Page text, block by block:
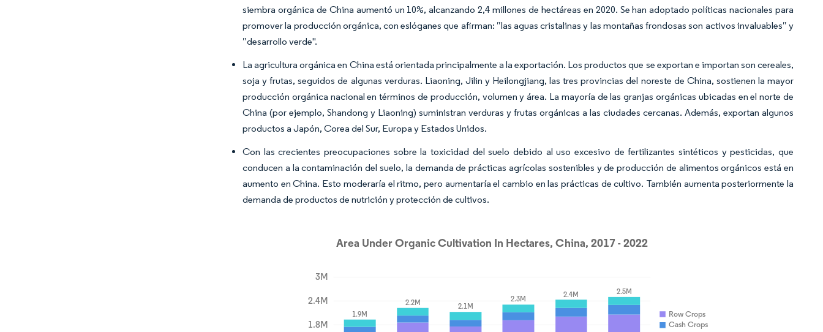
siembra orgánica de China aumentó un 10%, alcanzando 2,4 millones de hectáreas en 2020. Se han adoptado políticas nacionales para
promover la producción orgánica, con eslóganes que afirman: ″las aguas cristalinas y las montañas frondosas son activos invaluables″ y
″desarrollo verde".
La agricultura orgánica en China está orientada principalmente a la exportación. Los productos que se exportan e importan son cereales,
soja y frutas, seguidos de algunas verduras. Liaoning, Jilin y Heilongjiang, las tres provincias del noreste de China, sostienen la mayor
producción orgánica nacional en términos de producción, volumen y área. La mayoría de las granjas orgánicas ubicadas en el norte de
China (por ejemplo, Shandong y Liaoning) suministran verduras y frutas orgánicas a las ciudades cercanas. Además, exportan algunos
productos a Japón, Corea del Sur, Europa y Estados Unidos.
Con las crecientes preocupaciones sobre la toxicidad del suelo debido al uso excesivo de fertilizantes sintéticos y pesticidas, que
conducen a la contaminación del suelo, la demanda de prácticas agrícolas sostenibles y de producción de alimentos orgánicos está en
aumento en China. Esto moderaría el ritmo, pero aumentaría el cambio en las prácticas de cultivo. También aumenta posteriormente la
demanda de productos de nutrición y protección de cultivos.